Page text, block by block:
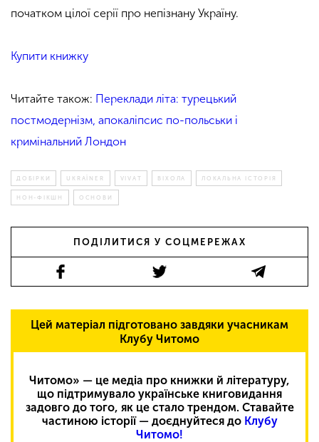
початком цілої серії про непізнану Україну.
Купити книжку
Читайте також: Переклади літа: турецький
постмодернізм, апокаліпсис по-польськи і
кримінальний Лондон
ДОБІРКИ UKRAЇNER VIVAT ВІХОЛА ЛОКАЛЬНА ІСТОРІЯ
НОН-ФІКШН ОСНОВИ
ПОДІЛИТИСЯ У СОЦМЕРЕЖАХ
Цей матеріал підготовано завдяки учасникам
Клубу Читомо
Читомо» — це медіа про книжки й літературу,
що підтримувало українське книговидання
задовго до того, як це стало трендом. Ставайте
частиною історії — доєднуйтеся до Клубу
Читомо!